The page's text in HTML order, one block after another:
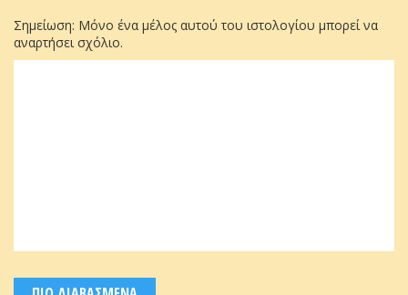
Σημείωση: Μόνο ένα μέλος αυτού του ιστολογίου μπορεί να
αναρτήσει σχόλιο.